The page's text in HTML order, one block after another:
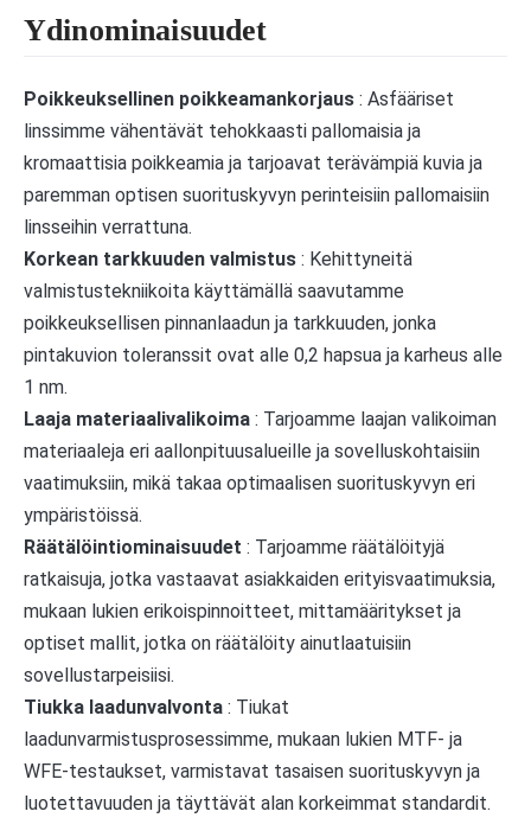
Ydinominaisuudet
Poikkeuksellinen poikkeamankorjaus : Asfääriset
linssimme vähentävät tehokkaasti pallomaisia ​​ja
kromaattisia poikkeamia ja tarjoavat terävämpiä kuvia ja
paremman optisen suorituskyvyn perinteisiin pallomaisiin
linsseihin verrattuna.
Korkean tarkkuuden valmistus : Kehittyneitä
valmistustekniikoita käyttämällä saavutamme
poikkeuksellisen pinnanlaadun ja tarkkuuden, jonka
pintakuvion toleranssit ovat alle 0,2 hapsua ja karheus alle
1 nm.
Laaja materiaalivalikoima : Tarjoamme laajan valikoiman
materiaaleja eri aallonpituusalueille ja sovelluskohtaisiin
vaatimuksiin, mikä takaa optimaalisen suorituskyvyn eri
ympäristöissä.
Räätälöintiominaisuudet : Tarjoamme räätälöityjä
ratkaisuja, jotka vastaavat asiakkaiden erityisvaatimuksia,
mukaan lukien erikoispinnoitteet, mittamääritykset ja
optiset mallit, jotka on räätälöity ainutlaatuisiin
sovellustarpeisiisi.
Tiukka laadunvalvonta : Tiukat
laadunvarmistusprosessimme, mukaan lukien MTF- ja
WFE-testaukset, varmistavat tasaisen suorituskyvyn ja
luotettavuuden ja täyttävät alan korkeimmat standardit.